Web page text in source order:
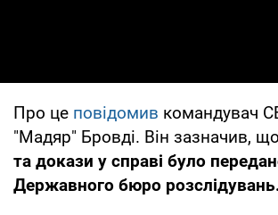
Про це повідомив командувач
"Мадяр" Бровді. Він зазначив, що
та докази у справі було
Державного бюро